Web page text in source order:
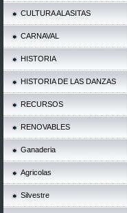
CULTURA ALASITAS
CARNAVAL
HISTORIA
HISTORIA DE LAS DANZAS
RECURSOS
RENOVABLES
Ganaderia
Agricolas
Silvestre